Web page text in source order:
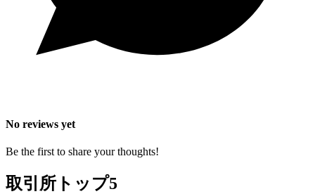
No reviews yet
Be the first to share your thoughts!
取引所トップ5